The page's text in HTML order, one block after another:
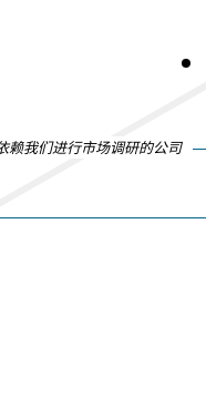
赖我们进行市场调研的公司